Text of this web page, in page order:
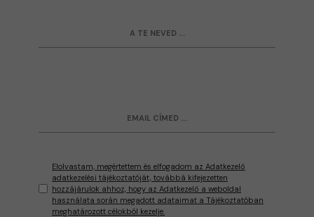
Elolvastam, megértettem és elfogadom az Adatkezelő
adatkezelési tájékoztatóját, továbbá kifejezetten
hozzájárulok ahhoz, hogy az Adatkezelő a weboldal
használata során megadott adataimat a Tájékoztatóban
meghatározott célokból kezelje.